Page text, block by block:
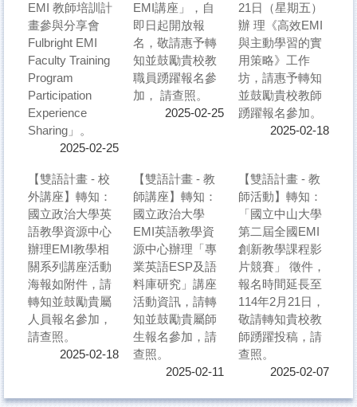
EMI 教師培訓計
畫參與分享會
Fulbright EMI
Faculty Training
Program
Participation
Experience
Sharing」。
2025-02-25
EMI講座」，自
即日起開放報
名，敬請惠予轉
知並鼓勵貴校教
職員踴躍報名參
加， 請查照。
2025-02-25
21日（星期五）
辦 理《高效EMI
與主動學習的實
用策略》工作
坊，請惠予轉知
並鼓勵貴校教師
踴躍報名參加。
2025-02-18
【雙語計畫 - 校
外講座】轉知：
國立政治大學英
語教學資源中心
辦理EMI教學相
關系列講座活動
海報如附件，請
轉知並鼓勵貴屬
人員報名參加，
請查照。
2025-02-18
【雙語計畫 - 教
師講座】轉知：
國立政治大學
EMI英語教學資
源中心辦理「專
業英語ESP及語
料庫研究」講座
活動資訊，請轉
知並鼓勵貴屬師
生報名參加，請
查照。
2025-02-11
【雙語計畫 - 教
師活動】轉知：
「國立中山大學
第二屆全國EMI
創新教學課程影
片競賽」 徵件，
報名時間延長至
114年2月21日，
敬請轉知貴校教
師踴躍投稿，請
查照。
2025-02-07